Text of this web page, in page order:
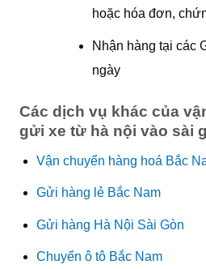
hoặc hóa đơn,
Nhận hàng tại các
ngày
Các dịch vụ khác của
gửi xe từ hà nội vào sài
Vận chuyển hàng hoá Bắc
Gửi hàng lẻ Bắc Nam
Gửi hàng Hà Nội Sài Gòn
Chuyển ô tô Bắc Nam